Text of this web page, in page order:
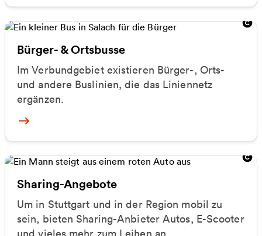
Bürger- & Ortsbusse
Im Verbundgebiet existieren Bürger-, Orts-
und andere Buslinien, die das Liniennetz
ergänzen.
Mehr zu Bürger- & Ortsbusse
Sharing-Angebote
Um in Stuttgart und in der Region mobil zu
sein, bieten Sharing-Anbieter Autos, E-Scooter
und vieles mehr zum Leihen an.